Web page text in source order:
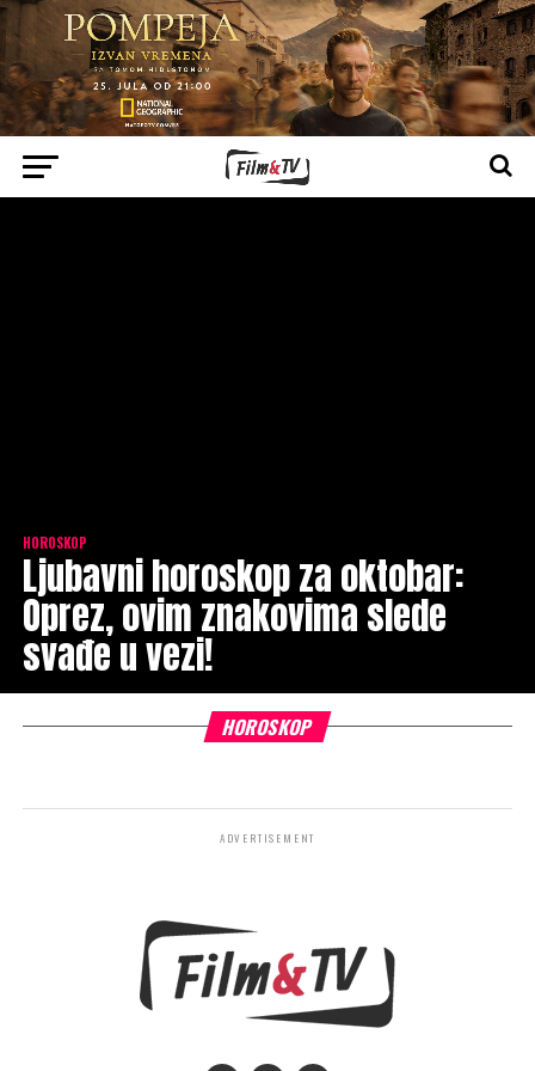
HOROSKOP
Ljubavni horoskop za oktobar:
Oprez, ovim znakovima slede
svađe u vezi!
HOROSKOP
ADVERTISEMENT